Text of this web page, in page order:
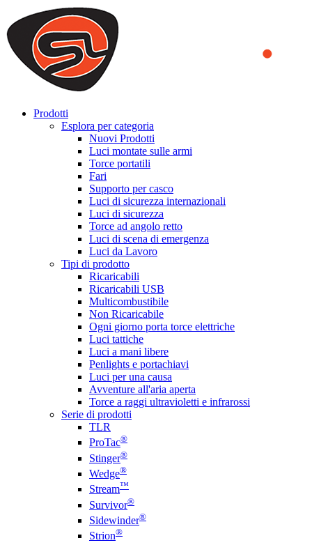
We use cookies to ensure that we provide you the best experience
on our website. By continuing to browse this website, you accept
that cookies are used to help us analyze how the website is used and
to offer you a better experience. To learn more or to find out how
you can disable cookies, you can access our
Prodotti
Esplora per categoria
Nuovi Prodotti
Luci montate sulle armi
Torce portatili
Fari
Supporto per casco
Luci di sicurezza internazionali
Luci di sicurezza
Torce ad angolo retto
Luci di scena di emergenza
Luci da Lavoro
Tipi di prodotto
Ricaricabili
Ricaricabili USB
Multicombustibile
Non Ricaricabile
Ogni giorno porta torce elettriche
Luci tattiche
Luci a mani libere
Penlights e portachiavi
Luci per una causa
Avventure all'aria aperta
Torce a raggi ultravioletti e infrarossi
Serie di prodotti
TLR
ProTac®
Stinger®
Wedge®
Stream™
Survivor®
Sidewinder®
Strion®